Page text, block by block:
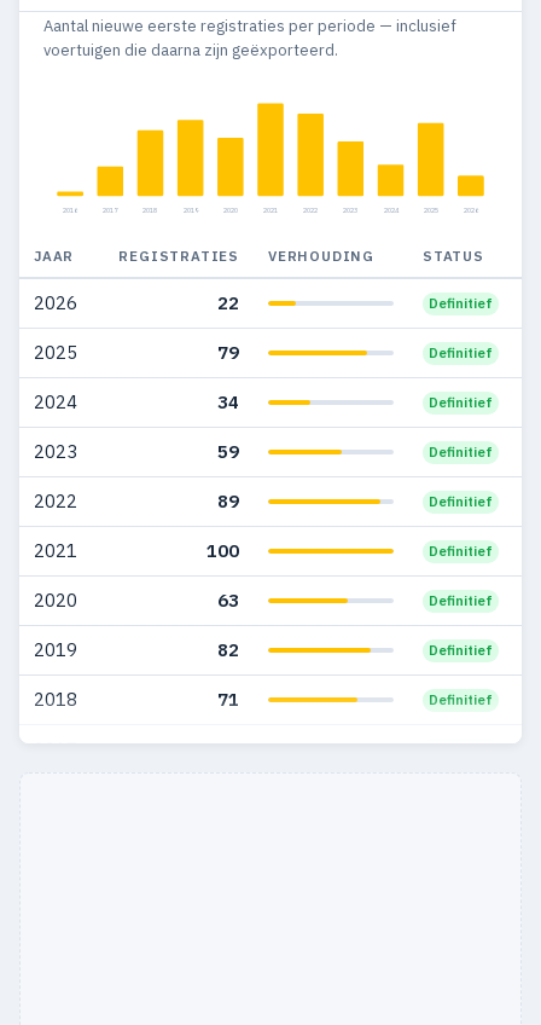
2014 37
Aantal nieuwe eerste registraties per periode — inclusief
voertuigen die daarna zijn geëxporteerd.
2016 2017 2018 2019 2020 2021 2022 2023 2024 2025 2026
JAAR REGISTRATIES VERHOUDING STATUS
2026 22 Definitief
2025 79 Definitief
2024 34 Definitief
2023 59 Definitief
2022 89 Definitief
2021 100 Definitief
2020 63 Definitief
2019 82 Definitief
2018 71 Definitief
2017 32